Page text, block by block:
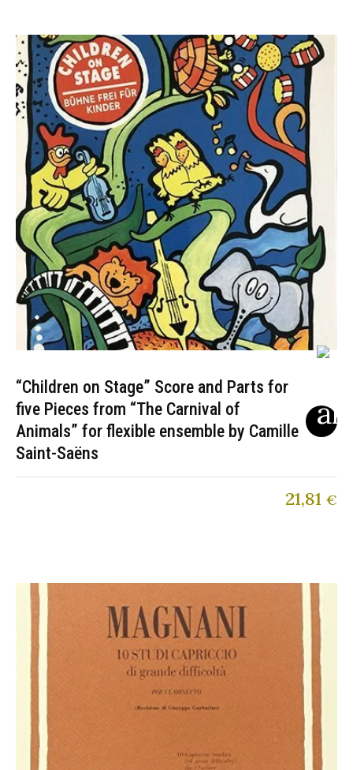
“Children on Stage” Score and Parts for
five Pieces from “The Carnival of
Animals” for flexible ensemble by Camille
Saint-Saëns
21,81 €